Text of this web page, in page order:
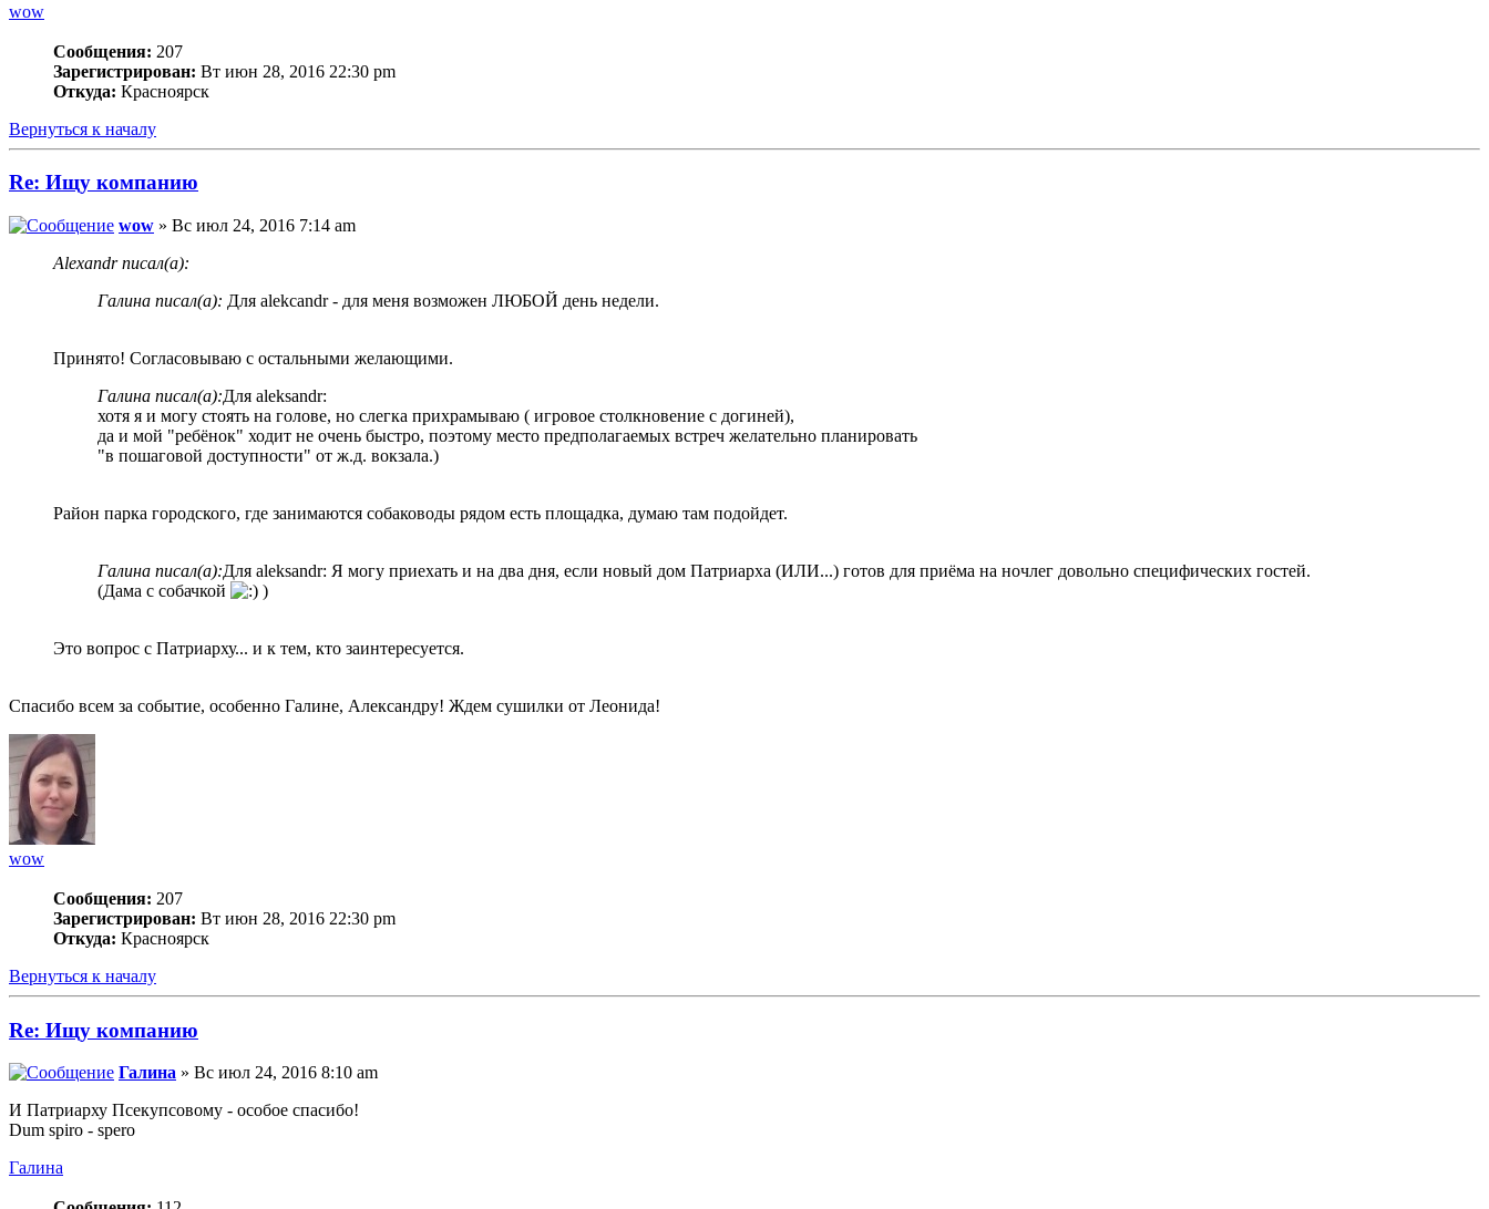
wow
Сообщения: 207
Зарегистрирован: Вт июн 28, 2016 22:30 pm
Откуда: Красноярск
Вернуться к началу
Re: Ищу компанию
wow » Вс июл 24, 2016 7:14 am
Alexandr писал(а):
Галина писал(а): Для alekcandr - для меня возможен ЛЮБОЙ день недели.
Принято! Согласовываю с остальными желающими.
Галина писал(а):Для aleksandr:
хотя я и могу стоять на голове, но слегка прихрамываю ( игровое столкновение с догиней),
да и мой "ребёнок" ходит не очень быстро, поэтому место предполагаемых встреч желательно планировать
"в пошаговой доступности" от ж.д. вокзала.)
Район парка городского, где занимаются собаководы рядом есть площадка, думаю там подойдет.
Галина писал(а):Для aleksandr: Я могу приехать и на два дня, если новый дом Патриарха (ИЛИ...) готов для приёма на ночлег довольно специфических гостей.
(Дама с собачкой
)
Это вопрос с Патриарху... и к тем, кто заинтересуется.
Спасибо всем за событие, особенно Галине, Александру! Ждем сушилки от Леонида!
wow
Сообщения: 207
Зарегистрирован: Вт июн 28, 2016 22:30 pm
Откуда: Красноярск
Вернуться к началу
Re: Ищу компанию
Галина » Вс июл 24, 2016 8:10 am
И Патриарху Псекупсовому - особое спасибо!
Dum spiro - spero
Галина